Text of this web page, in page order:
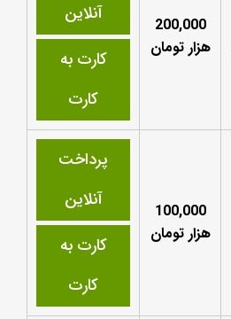
200,000
هزار تومان
آنلاین
کارت به
کارت
100,000
هزار تومان
پرداخت
آنلاین
کارت به
کارت